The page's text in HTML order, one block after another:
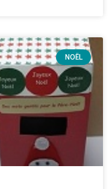
NOËL